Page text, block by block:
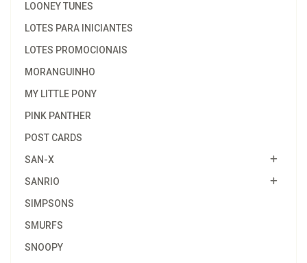
LOONEY TUNES
LOTES PARA INICIANTES
LOTES PROMOCIONAIS
MORANGUINHO
MY LITTLE PONY
PINK PANTHER
POST CARDS
SAN-X
SANRIO
SIMPSONS
SMURFS
SNOOPY